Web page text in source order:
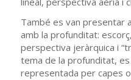
També es van presentar
amb la profunditat:
perspectiva jeràrquica i
tema de la profunditat,
representada per capes